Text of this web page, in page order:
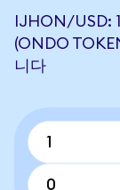
IJHON/USD:
(ONDO
니다